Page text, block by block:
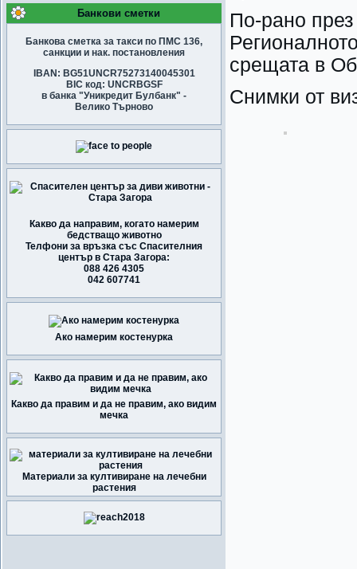
Банкови сметки
Банкова сметка за такси по ПМС 136,
санкции и нак. постановления
IBAN: BG51UNCR75273140045301
BIC код: UNCRBGSF
в банка "Уникредит Булбанк" -
Велико Търново
Какво да направим, когато намерим
бедстващо животно
Телфони за връзка със Спасителния
център в Стара Загора:
088 426 4305
042 607741
Ако намерим костенурка
Какво да правим и да не правим, ако видим
мечка
Материали за култивиране на лечебни
растения
По-рано
срещата в
Снимки от